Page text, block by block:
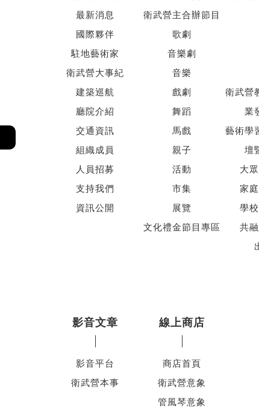
最新消息
國際夥伴
駐地藝術家
衛武營大事紀
建築巡航
廳院介紹
交通資訊
組織成員
人員招募
支持我們
資訊公開
衛武營主合辦節目
歌劇
音樂劇
音樂
戲劇
舞蹈
馬戲
親子
活動
市集
展覽
文化禮金節目專區
衛武營
業
藝術學
壇
大
家
學
共
影音文章
影音平台
衛武營本事
線上商店
商店首頁
衛武營意象
管風琴意象